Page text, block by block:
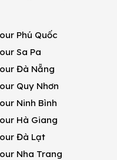
Phú Quốc
Sa Pa
Đà Nẵng
Quy Nhơn
Ninh Bình
Hà Giang
Đà Lạt
Nha Trang